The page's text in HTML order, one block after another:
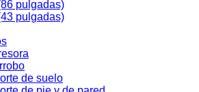
pulgadas)
pulgadas)
de suelo